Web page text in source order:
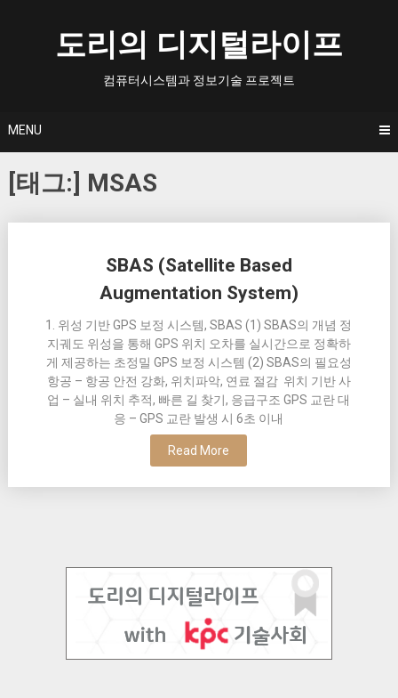
도리의 디지털라이프
컴퓨터시스템과 정보기술 프로젝트
MENU
[태그:] MSAS
SBAS (Satellite Based
Augmentation System)
1. 위성 기반 GPS 보정 시스템, SBAS (1) SBAS의 개념 정
지궤도 위성을 통해 GPS 위치 오차를 실시간으로 정확하
게 제공하는 초정밀 GPS 보정 시스템 (2) SBAS의 필요성
항공 – 항공 안전 강화, 위치파악, 연료 절감 위치 기반 사
업 – 실내 위치 추적, 빠른 길 찾기, 응급구조 GPS 교란 대
응 – GPS 교란 발생 시 6초 이내
Read More
navigation